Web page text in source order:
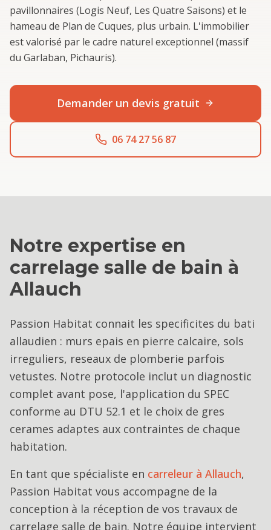
pavillonnaires (Logis Neuf, Les Quatre Saisons) et le
hameau de Plan de Cuques, plus urbain. L'immobilier
est valorisé par le cadre naturel exceptionnel (massif
du Garlaban, Pichauris).
Demander un devis gratuit
06 74 27 56 87
Notre expertise en
carrelage salle de bain à
Allauch
Passion Habitat connait les specificites du bati
allaudien : murs epais en pierre calcaire, sols
irreguliers, reseaux de plomberie parfois
vetustes. Notre protocole inclut un diagnostic
complet avant pose, l'application du SPEC
conforme au DTU 52.1 et le choix de gres
cerames adaptes aux contraintes de chaque
habitation.
En tant que spécialiste en carreleur à Allauch,
Passion Habitat vous accompagne de la
conception à la réception de vos travaux de
carrelage salle de bain. Notre équipe intervient